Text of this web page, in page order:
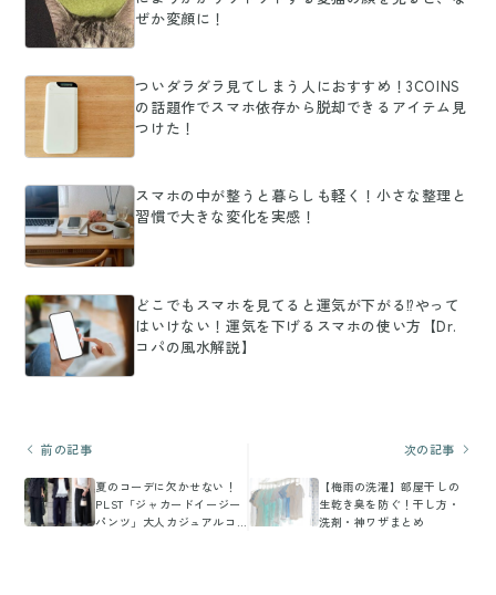
ぜか変顔に！
ついダラダラ見てしまう人におすすめ！3COINS
の話題作でスマホ依存から脱却できるアイテム見
つけた！
スマホの中が整うと暮らしも軽く！小さな整理と
習慣で大きな変化を実感！
どこでもスマホを見てると運気が下がる⁉やって
はいけない！運気を下げるスマホの使い方【Dr.
コパの風水解説】
前の記事
夏のコーデに欠かせない！
PLST「ジャカードイージー
パンツ」大人カジュアルコ
次の記事
【梅雨の洗濯】部屋干しの
生乾き臭を防ぐ！干し方・
洗剤・神ワザまとめ